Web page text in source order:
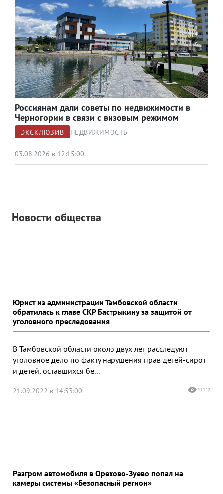
Россиянам дали советы по недвижимости в
Черногории в связи с визовым режимом
ЭКСКЛЮЗИВ НЕДВИЖИМОСТЬ
03.08.2026 в 12:15:00
Новости общества
Юрист из администрации Тамбовской области
обратилась к главе СКР Бастрыкину за защитой от
уголовного преследования
В Тамбовской области около двух лет расследуют
уголовное дело по факту нарушения прав детей-сирот
и детей, оставшихся бе...
21.09.2022 в 14:53:00 11142
Разгром автомобиля в Орехово-Зуево попал на
камеры системы «Безопасный регион»